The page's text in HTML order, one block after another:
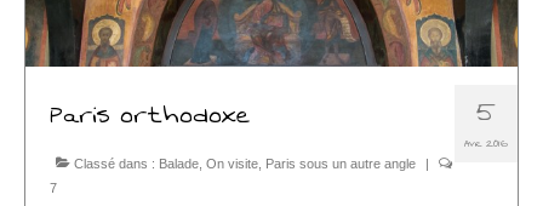
5
AVR 2016
Paris orthodoxe
Classé dans : Balade On visite Paris sous un autre angle
|
7